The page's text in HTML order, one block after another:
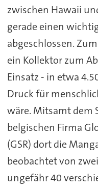
zwischen Hawaii
gerade einen
abgeschlossen.
ein Kollektor zum
Einsatz - in etwa
Druck für
wäre. Mitsamt dem
belgischen Firma
(GSR) dort die
beobachtet von
ungefähr 40